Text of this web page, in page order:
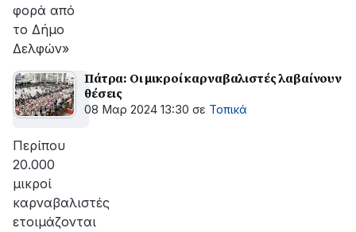
φορά από
το Δήμο
Δελφών»
Πάτρα: Οι μικροί καρναβαλιστές λαβαίνουν
θέσεις
08 Μαρ 2024 13:30 σε Τοπικά
Περίπου
20.000
μικροί
καρναβαλιστές
ετοιμάζονται